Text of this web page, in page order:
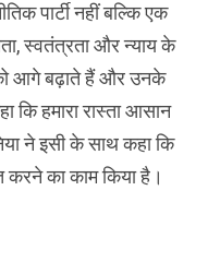
पार्टी नहीं बल्कि एक
स्वतंत्रता और न्याय के
आगे बढ़ाते हैं और उनके
हमारा रास्ता आसान
ने इसी के साथ कहा कि
का काम किया है।